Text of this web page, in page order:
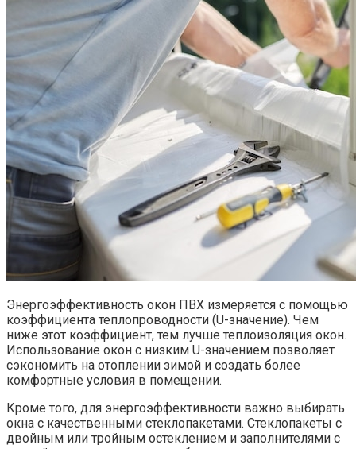
Энергоэффективность окон ПВХ измеряется с помощью
коэффициента теплопроводности (U-значение).​ Чем
ниже этот коэффициент, тем лучше теплоизоляция окон.
Использование окон с низким U-значением позволяет
сэкономить на отоплении зимой и создать более
комфортные условия в помещении.​
Кроме того, для энергоэффективности важно выбирать
окна с качественными стеклопакетами. Стеклопакеты с
двойным или тройным остеклением и заполнителями с